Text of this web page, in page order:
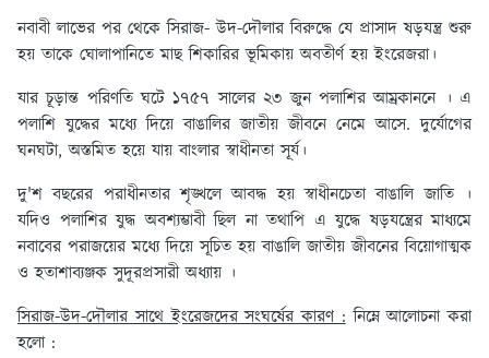
নবাবী লাভের পর থেকে সিরাজ- উদ-দৌলার বিরুদ্ধে যে প্রাসাদ ষড়যন্ত্র শুরু
হয় তাকে ঘোলাপানিতে মাছ শিকারির ভূমিকায় অবতীর্ণ হয় ইংরেজরা।
যার চূড়ান্ত পরিণতি ঘটে ১৭৫৭ সালের ২৩ জুন পলাশির আম্রকাননে । এ
পলাশি যুদ্ধের মধ্যে দিয়ে বাঙালির জাতীয় জীবনে নেমে আসে. দুর্যোগের
ঘনঘটা, অস্তমিত হয়ে যায় বাংলার স্বাধীনতা সূর্য।
দু'শ বছরের পরাধীনতার শৃঙ্খলে আবদ্ধ হয় স্বাধীনচেতা বাঙালি জাতি ।
যদিও পলাশির যুদ্ধ অবশ্যম্ভাবী ছিল না তথাপি এ যুদ্ধে ষড়যন্ত্রের মাধ্যমে
নবাবের পরাজয়ের মধ্যে দিয়ে সূচিত হয় বাঙালি জাতীয় জীবনের বিয়োগাত্মক
ও হতাশাব্যঞ্জক সুদূরপ্রসারী অধ্যায় ।
সিরাজ-উদ-দৌলার সাথে ইংরেজদের সংঘর্ষের কারণ :নিম্নে আলোচনা করা
হলো :